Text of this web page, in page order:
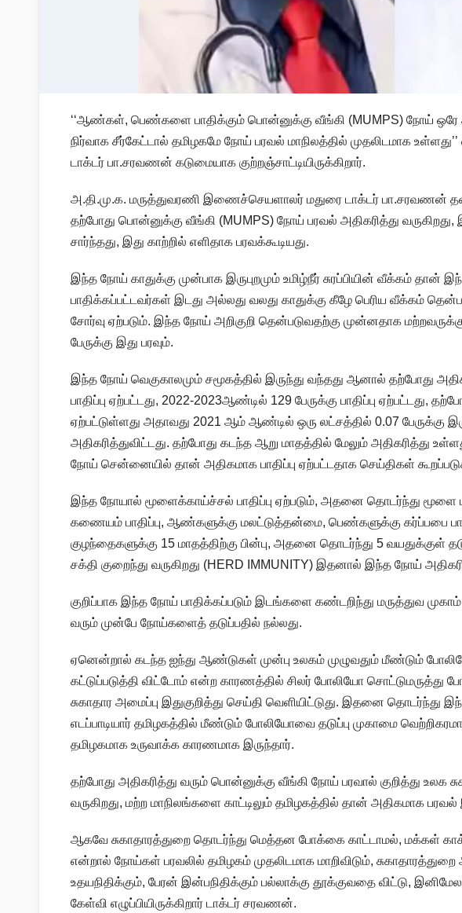
‘‘ஆண்கள், பெண்களை பாதிக்கும் பொன்னுக்கு வீங்கி (MUMPS) நோய் ஒரே
நிர்வாக சீர்கேட்டால் தமிழகமே நோய் பரவல் மாநிலத்தில் முதலிடமாக
டாக்டர் பா.சரவணன் கடுமையாக குற்றஞ்சாட்டியிருக்கிறார்.
அ.தி.மு.க. மருத்துவரணி இணைச்செயளாலர் மதுரை டாக்டர் பா.சரவணன்
தற்போது பொன்னுக்கு வீங்கி (MUMPS) நோய் பரவல் அதிகரித்து
சார்ந்தது, இது காற்றில் எளிதாக பரவக்கூடியது.
இந்த நோய் காதுக்கு முன்பாக இருபுறமும் உமிழ்நீர் சுரப்பியின் வீக்கம் தான்
பாதிக்கப்பட்டவர்கள் இடது அல்லது வலது காதுக்கு கீழே பெரிய வீக்கம்
சோர்வு ஏற்படும். இந்த நோய் அறிகுறி தென்படுவதற்கு முன்னதாக
பேருக்கு இது பரவும்.
இந்த நோய் வெகுகாலமும் சமூகத்தில் இருந்து வந்தது ஆனால் தற்போது
பாதிப்பு ஏற்பட்டது, 2022-2023ஆண்டில் 129 பேருக்கு பாதிப்பு ஏற்பட்டது,
ஏற்பட்டுள்ளது அதாவது 2021 ஆம் ஆண்டில் ஒரு லட்சத்தில் 0.07 பேருக்கு
அதிகரித்துவிட்டது. தற்போது கடந்த ஆறு மாதத்தில் மேலும் அதிகரித்து
நோய் சென்னையில் தான் அதிகமாக பாதிப்பு ஏற்பட்டதாக செய்திகள்
இந்த நோயால் மூளைக்காய்ச்சல் பாதிப்பு ஏற்படும், அதனை தொடர்ந்து மூளை
கணையம் பாதிப்பு, ஆண்களுக்கு மலட்டுத்தன்மை, பெண்களுக்கு கர்ப்பபை
குழந்தைகளுக்கு 15 மாதத்திற்கு பின்பு, அதனை தொடர்ந்து 5 வயதுக்குள்
சக்தி குறைந்து வருகிறது (HERD IMMUNITY) இதனால் இந்த நோய்
குறிப்பாக இந்த நோய் பாதிக்கப்படும் இடங்களை கண்டறிந்து மருத்துவ
வரும் முன்பே நோய்களைத் தடுப்பதில் நல்லது.
ஏனென்றால் கடந்த ஐந்து ஆண்டுகள் முன்பு உலகம் முழுவதும் மீண்டும்
கட்டுப்படுத்தி விட்டோம் என்ற காரணத்தில் சிலர் போலியோ
சுகாதார அமைப்பு இதுகுறித்து செய்தி வெளியிட்டுது. இதனை தொடர்ந்து
எடப்பாடியார் தமிழகத்தில் மீண்டும் போலியோவை தடுப்பு முகாமை
தமிழகமாக உருவாக்க காரணமாக இருந்தார்.
தற்போது அதிகரித்து வரும் பொன்னுக்கு வீங்கி நோய் பரவால் குறித்து உலக
வருகிறது, மற்ற மாநிலங்களை காட்டிலும் தமிழகத்தில் தான் அதிகமாக பரவல்
ஆகவே சுகாதாரத்துறை தொடர்ந்து மெத்தன போக்கை காட்டாமல், மக்கள்
என்றால் நோய்கள் பரவலில் தமிழகம் முதலிடமாக மாறிவிடும்,
உதயநிதிக்கும், பேரன் இன்பநிதிக்கும் பல்லாக்கு தூக்குவதை விட்டு,
கேள்வி எழுப்பியிருக்கிறார் டாக்டர் சரவணன்.